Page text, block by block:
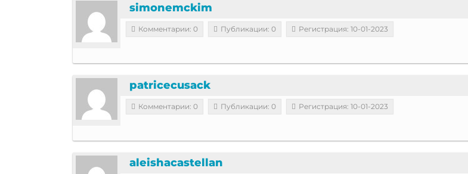
simonemckim
Комментарии: 0 Публикации: 0 Регистрация: 10-01-2023
patricecusack
Комментарии: 0 Публикации: 0 Регистрация: 10-01-2023
aleishacastellan